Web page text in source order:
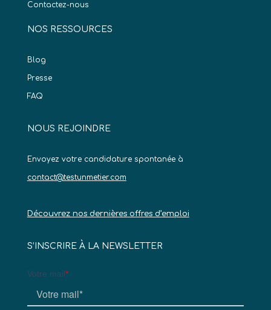
Contactez-nous
NOS RESSOURCES
Blog
Presse
FAQ
NOUS REJOINDRE
Envoyez votre candidature spontanée à
contact@testunmetier.com
Découvrez nos dernières offres d’emploi
S’INSCRIRE À LA NEWSLETTER